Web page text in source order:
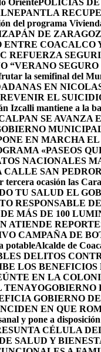
OrientePOLICÍAS
del programa
DE
ENTRE
REFUERZA
la semifinal del
EN
EL
Izcalli mantiene a la
SE AVANZA
EN MARCHA
«PASEOS
NACIONALES
SAN PEDRO
tercera ocasión las
TU SALUD EL
RESPONSABLE
MÁS DE 100
ATIENDE
CAMPAÑA DE
potableAlcalde de
DELITOS
LOS
EN LA
TENAYOGOBIERNO
GOBIERNO
EN QUE
y pone a
CÉLULA
SALUD Y